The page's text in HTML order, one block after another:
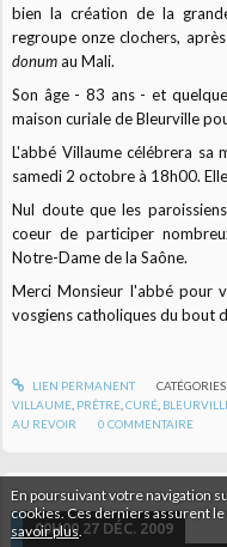
En poursuivant votre navigation
cookies. Ces derniers assurent
savoir plus
bien la création de la
regroupe onze clochers,
donumau Mali.
Son âge - 83 ans - et
maison curiale de Bleurville
L'abbé Villaume célébrera sa
samedi 2 octobre à 18h00.
Nul doute que les
coeur de participer
Notre-Dame de la Saône.
Merci Monsieur l'abbé pour
vosgiens catholiques du bout
LIEN PERMANENT CATÉGORIES
VILLAUME PRÊTRE ,CURÉ
AU REVOIR
0 COMMENTAIRE
00H00 27 DÉC. 2009